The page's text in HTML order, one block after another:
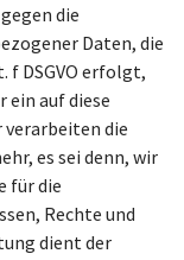
die
Daten, die
f DSGVO erfolgt,
ein auf diese
die
es sei denn, wir
für die
Rechte und
dient der